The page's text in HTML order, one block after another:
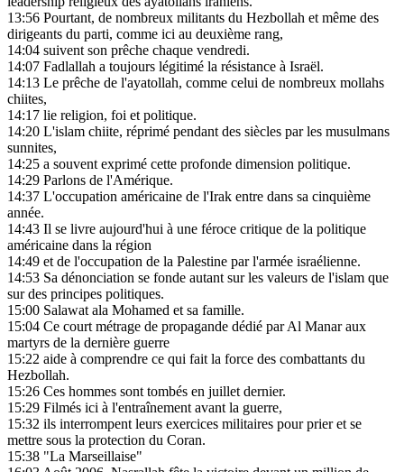
13:56 Pourtant, de nombreux militants du Hezbollah et même des
dirigeants du parti, comme ici au deuxième rang,
14:04 suivent son prêche chaque vendredi.
14:07 Fadlallah a toujours légitimé la résistance à Israël.
14:13 Le prêche de l'ayatollah, comme celui de nombreux mollahs
chiites,
14:17 lie religion, foi et politique.
14:20 L'islam chiite, réprimé pendant des siècles par les musulmans
sunnites,
14:25 a souvent exprimé cette profonde dimension politique.
14:29 Parlons de l'Amérique.
14:37 L'occupation américaine de l'Irak entre dans sa cinquième
année.
14:43 Il se livre aujourd'hui à une féroce critique de la politique
américaine dans la région
14:49 et de l'occupation de la Palestine par l'armée israélienne.
14:53 Sa dénonciation se fonde autant sur les valeurs de l'islam que
sur des principes politiques.
15:00 Salawat ala Mohamed et sa famille.
15:04 Ce court métrage de propagande dédié par Al Manar aux
martyrs de la dernière guerre
15:22 aide à comprendre ce qui fait la force des combattants du
Hezbollah.
15:26 Ces hommes sont tombés en juillet dernier.
15:29 Filmés ici à l'entraînement avant la guerre,
15:32 ils interrompent leurs exercices militaires pour prier et se
mettre sous la protection du Coran.
15:38 "La Marseillaise"